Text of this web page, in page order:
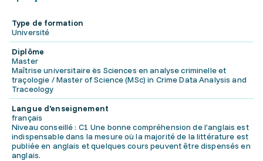
Type de formation
Université
Diplôme
Master
Maîtrise universitaire ès Sciences en analyse criminelle et
traçologie / Master of Science (MSc) in Crime Data Analysis and
Traceology
Langue d'enseignement
français
Niveau conseillé : C1 Une bonne compréhension de l’anglais est
indispensable dans la mesure où la majorité de la littérature est
publiée en anglais et quelques cours peuvent être dispensés en
anglais.